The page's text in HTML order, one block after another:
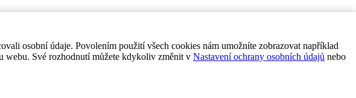
osobní údaje. Povolením použití všech cookies nám umožníte zobrazovat například
webu. Své rozhodnutí můžete kdykoliv změnit v Nastavení ochrany osobních údajů nebo